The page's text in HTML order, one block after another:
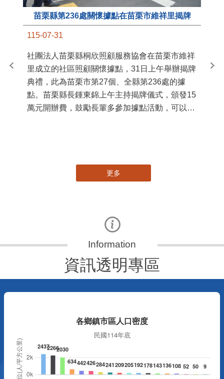
苗栗縣第236處關懷據點在苗栗市維祥里揭牌
115-07-31
社團法人苗栗縣桐欣照顧服務協會在苗栗市維祥
里成立的社區照顧關懷據點，31日上午舉辦揭牌
典禮，此為苗栗市第27個、全縣第236處的據
點。苗栗縣長鍾東錦上午主持揭牌儀式，頒發15
萬元開辦費，鼓勵長輩多參加據點活動，可以更
苗
更多
資訊透明專區